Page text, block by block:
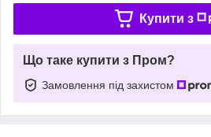
Купити з
Що таке купити з Пром?
Замовлення під захистом